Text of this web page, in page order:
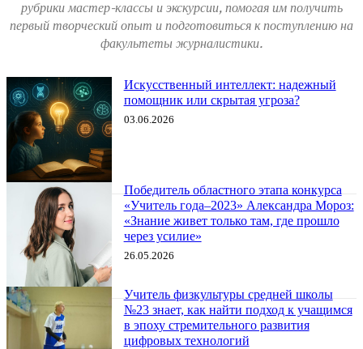
рубрики мастер-классы и экскурсии, помогая им получить
первый творческий опыт и подготовиться к поступлению на
факультеты журналистики.
Искусственный интеллект: надежный
помощник или скрытая угроза?
03.06.2026
Победитель областного этапа конкурса
«Учитель года–2023» Александра Мороз:
«Знание живет только там, где прошло
через усилие»
26.05.2026
Учитель физкультуры средней школы
№23 знает, как найти подход к учащимся
в эпоху стремительного развития
цифровых технологий